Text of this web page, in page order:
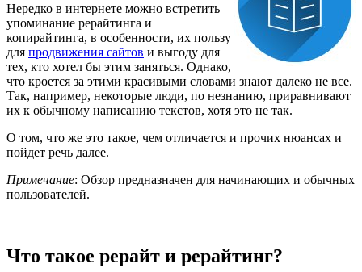
Нередко в интернете можно встретить
упоминание рерайтинга и
копирайтинга, в особенности, их пользу
для продвижения сайтов и выгоду для
тех, кто хотел бы этим заняться. Однако,
что кроется за этими красивыми словами знают далеко не все.
Так, например, некоторые люди, по незнанию, приравнивают
их к обычному написанию текстов, хотя это не так.
О том, что же это такое, чем отличается и прочих нюансах и
пойдет речь далее.
Примечание: Обзор предназначен для начинающих и обычных
пользователей.
Что такое рерайт и рерайтинг?